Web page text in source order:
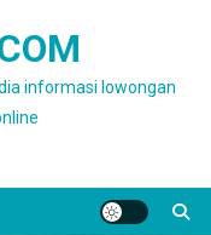
informasi lowongan